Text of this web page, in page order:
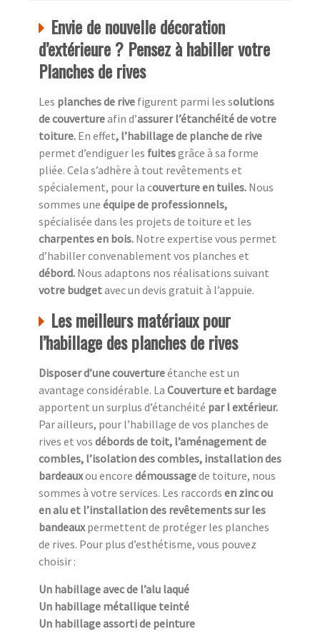
Envie de nouvelle décoration
d’extérieure ? Pensez à habiller votre
Planches de rives
Les planches de rive figurent parmi les solutions
de couvertureafin d’assurer l’étanchéité de votre
toiture. En effet, l’habillage de planche de rive
permet d’endiguer les fuitesgrâce à sa forme
pliée. Cela s’adhère à tout revêtements et
spécialement, pour la couverture en tuiles. Nous
sommes une équipe de professionnels,
spécialisée dans les projets de toiture et les
charpentes en bois. Notre expertise vous permet
d’habiller convenablement vos planches et
débord. Nous adaptons nos réalisations suivant
votre budgetavec un devis gratuit à l’appuie.
Les meilleurs matériaux pour
l’habillage des planches de rives
Disposer d’une couvertureétanche est un
avantage considérable. La Couverture et bardage
apportent un surplus d’étanchéité par l extérieur.
Par ailleurs, pour l’habillage de vos planches de
rives et vos débords de toit, l’aménagement de
combles, l’isolation des combles, installation des
bardeauxou encore démoussagede toiture, nous
sommes à votre services. Les raccords en zinc ou
en alu et l’installation des revêtements sur les
bandeauxpermettent de protéger les planches
de rives. Pour plus d’esthétisme, vous pouvez
choisir :
Un habillage avec de l’alu laqué
Un habillage métallique teinté
Un habillage assorti de peinture